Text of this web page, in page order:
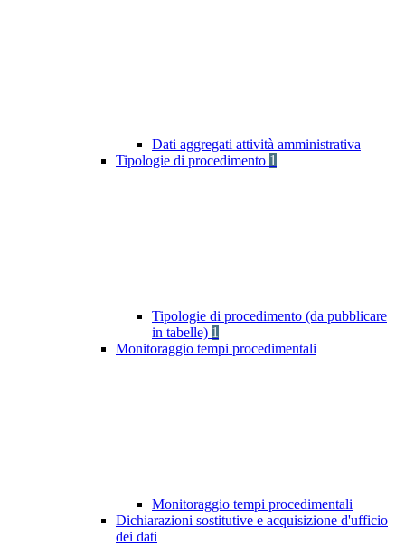
Dati aggregati attività amministrativa
Tipologie di procedimento 1
Tipologie di procedimento (da pubblicare
in tabelle) 1
Monitoraggio tempi procedimentali
Monitoraggio tempi procedimentali
Dichiarazioni sostitutive e acquisizione d'ufficio
dei dati